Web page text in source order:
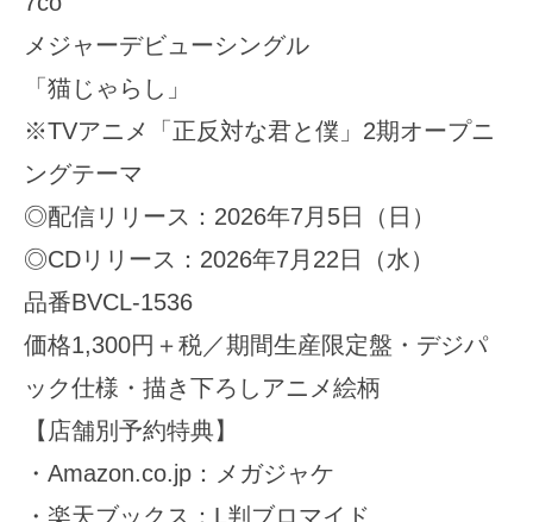
メジャーデビューシングル
「猫じゃらし」
※TVアニメ「正反対な君と僕」2期オープニ
ングテーマ
◎配信リリース：2026年7月5日（日）
◎CDリリース：2026年7月22日（水）
品番BVCL-1536
価格1,300円＋税／期間生産限定盤・デジパ
ック仕様・描き下ろしアニメ絵柄
【店舗別予約特典】
・Amazon.co.jp：メガジャケ
・楽天ブックス：L判ブロマイド